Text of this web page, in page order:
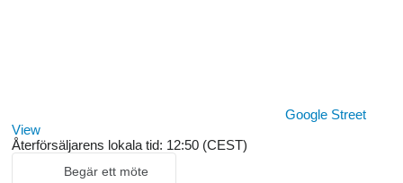
Google Street
View
Återförsäljarens lokala tid: 12:50 (CEST)
Begär ett möte